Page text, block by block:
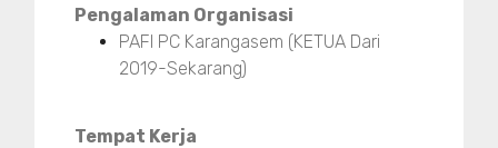
Pengalaman Organisasi
PAFI PC Karangasem (KETUA Dari
2019-Sekarang)
Tempat Kerja